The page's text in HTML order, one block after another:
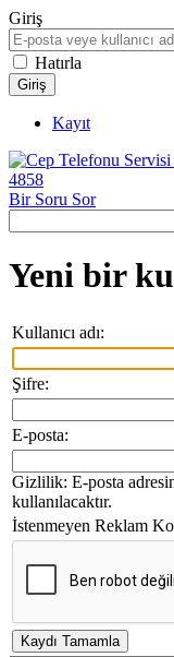
Giriş
Hatırla
Kayıt
Bir Soru Sor
Yeni bir
Kullanıcı adı:
Şifre:
E-posta:
Gizlilik: E-posta
kullanılacaktır.
İstenmeyen Reklam